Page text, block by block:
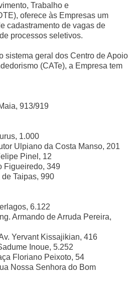
Trabalho e
oferece às Empresas um
cadastramento de vagas de
processos seletivos.
sistema geral dos Centro de Apoio
(CATe), a Empresa tem
913/919
1.000
Ulpiano da Costa Manso, 201
Pinel, 12
Figueiredo, 349
Taipas, 990
6.122
Armando de Arruda Pereira,
Yervant Kissajikian, 416
Inoue, 5.252
Floriano Peixoto, 54
Nossa Senhora do Bom